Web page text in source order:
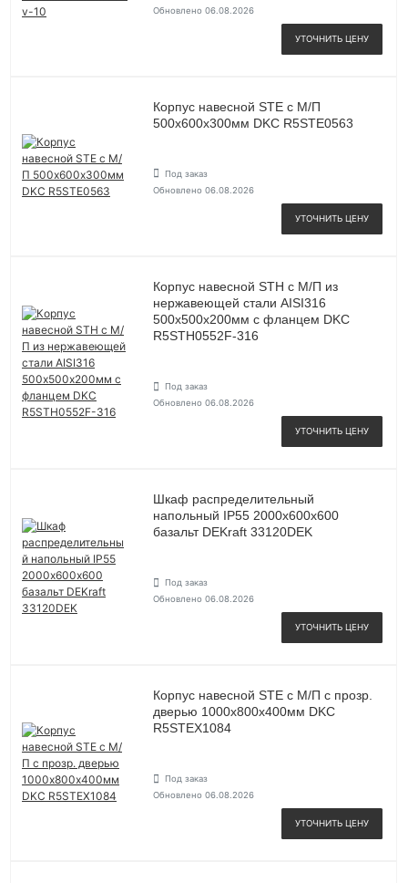
Обновлено 06.08.2026
УТОЧНИТЬ ЦЕНУ
Корпус навесной STE с М/П
500х600х300мм DKC R5STE0563
Под заказ
Обновлено 06.08.2026
УТОЧНИТЬ ЦЕНУ
Корпус навесной STH с М/П из
нержавеющей стали AISI316
500х500х200мм с фланцем DKC
R5STH0552F-316
Под заказ
Обновлено 06.08.2026
УТОЧНИТЬ ЦЕНУ
Шкаф распределительный
напольный IP55 2000х600х600
базальт DEKraft 33120DEK
Под заказ
Обновлено 06.08.2026
УТОЧНИТЬ ЦЕНУ
Корпус навесной STE с М/П с прозр.
дверью 1000х800х400мм DKC
R5STEX1084
Под заказ
Обновлено 06.08.2026
УТОЧНИТЬ ЦЕНУ